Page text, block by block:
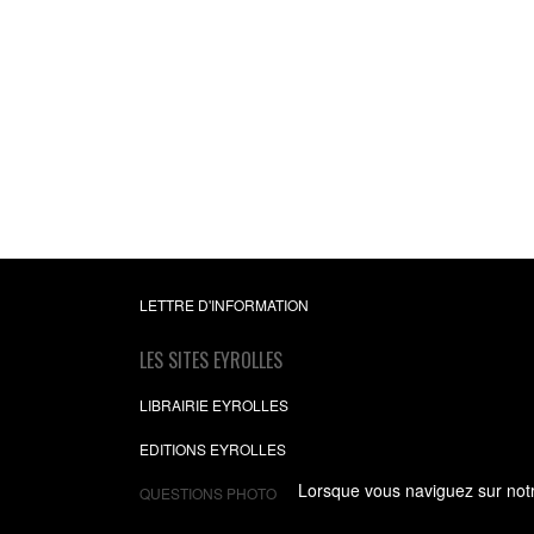
Lorsque vous naviguez sur
LETTRE D'INFORMATION
LES SITES EYROLLES
LIBRAIRIE EYROLLES
EDITIONS EYROLLES
QUESTIONS PHOTO